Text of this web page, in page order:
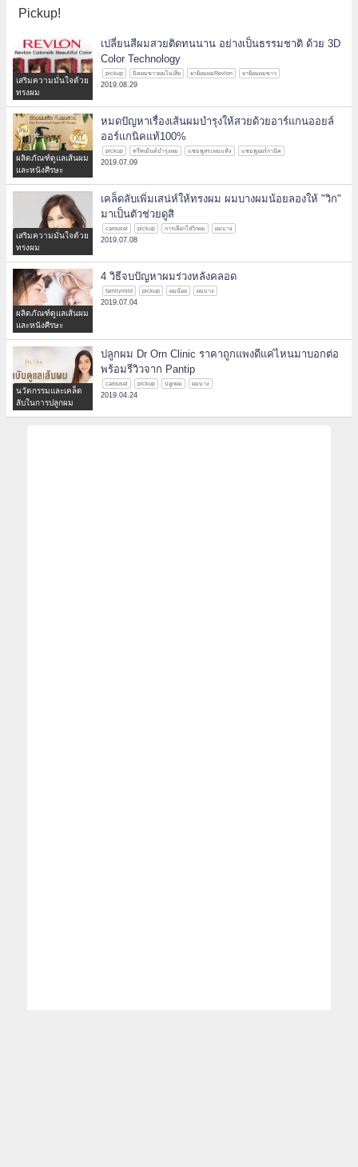
Pickup!
เสริมความมั่นใจด้วย
ทรงผม
เปลี่ยนสีผมสวยติดทนนาน อย่างเป็นธรรมชาติ ด้วย 3D
Color Technology
pickup ปิดผมขาวผมไม่เสีย ยาย้อมผมRevlon ยาย้อมผมขาว
2019.08.29
ผลิตภัณฑ์ดูแลเส้นผม
และหนังศีรษะ
หมดปัญหาเรื่องเส้นผมบำรุงให้สวยด้วยอาร์แกนออยล์
ออร์แกนิคแท้100%
pickup ทรีทเม้นต์บำรุงผม แชมพูสระผมแห้ง แชมพูออร์กานิค
2019.07.09
เสริมความมั่นใจด้วย
ทรงผม
เคล็ดลับเพิ่มเสน่ห์ให้ทรงผม ผมบางผมน้อยลองให้ "วิก"
มาเป็นตัวช่วยดูสิ
carousel pickup การเลือกใส่วิกผม ผมบาง
2019.07.08
ผลิตภัณฑ์ดูแลเส้นผม
และหนังศีรษะ
4 วิธีจบปัญหาผมร่วงหลังคลอด
familymild pickup ผมน้อย ผมบาง
2019.07.04
นวัตกรรมและเคล็ด
ลับในการปลูกผม
ปลูกผม Dr Orn Clinic ราคาถูกแพงดีแค่ไหนมาบอกต่อ
พร้อมรีวิวจาก Pantip
carousel pickup ปลูกผม ผมบาง
2019.04.24